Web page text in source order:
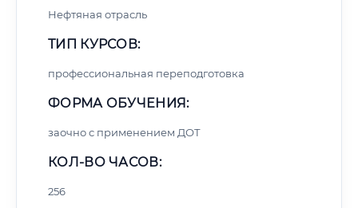
Нефтяная отрасль
ТИП КУРСОВ:
профессиональная переподготовка
ФОРМА ОБУЧЕНИЯ:
заочно с применением ДОТ
КОЛ-ВО ЧАСОВ:
256